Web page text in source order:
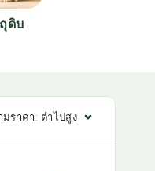
ดิบ
มราคา: ต่ำไปสูง